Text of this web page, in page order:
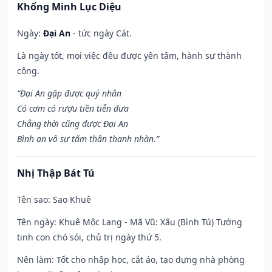
Khổng Minh Lục Diệu
Ngày: Đại An - tức ngày Cát.
Là ngày tốt, mọi việc đều được yên tâm, hành sự thành
công.
“Đại An gặp được quý nhân
Có cơm có rượu tiền tiễn đưa
Chẳng thời cũng được Đại An
Bình an vô sự tấm thân thanh nhàn.”
Nhị Thập Bát Tú
Tên sao: Sao Khuê
Tên ngày: Khuê Mộc Lang - Mã Vũ: Xấu (Bình Tú) Tướng
tinh con chó sói, chủ trị ngày thứ 5.
Nên làm: Tốt cho nhập học, cắt áo, tạo dựng nhà phòng